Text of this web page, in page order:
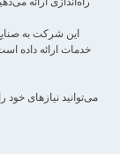
این شرکت به
می‌توانید نیازهای